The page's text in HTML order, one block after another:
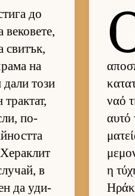
до
ве­ко­ве­те,
сви­тък,
на
този
по­
в
да уди­
ναό
αυτό
η